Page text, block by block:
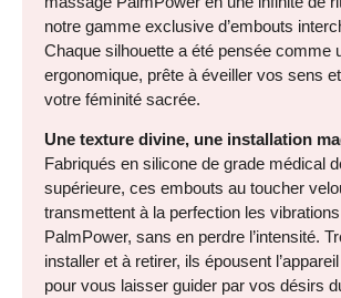
notre gamme exclusive d’embouts
Chaque silhouette a été pensée comme
ergonomique, prête à éveiller vos sens
votre féminité sacrée.
Une texture divine, une installation
Fabriqués en silicone de grade médical
supérieure, ces embouts au toucher
transmettent à la perfection les
PalmPower, sans en perdre l’intensité.
installer et à retirer, ils épousent
pour vous laisser guider par vos désirs